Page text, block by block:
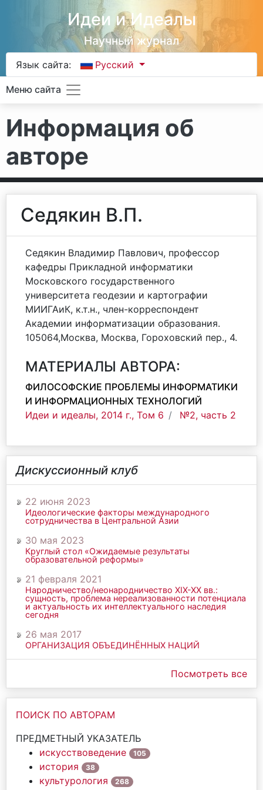
Идеи и Идеалы
Научный журнал
Язык сайта: Русский
Меню сайта
Информация об
авторе
Седякин В.П.
Седякин Владимир Павлович, профессор
кафедры Прикладной информатики
Московского государственного
университета геодезии и картографии
МИИГАиК, к.т.н., член-корреспондент
Академии информатизации образования.
105064,Москва, Москва, Гороховский пер., 4.
МАТЕРИАЛЫ АВТОРА:
ФИЛОСОФСКИЕ ПРОБЛЕМЫ ИНФОРМАТИКИ
И ИНФОРМАЦИОННЫХ ТЕХНОЛОГИЙ
Идеи и идеалы, 2014 г., Том 6
№2, часть 2
Дискуссионный клуб
22 июня 2023
Идеологические факторы международного
сотрудничества в Центральной Азии
30 мая 2023
Круглый стол «Ожидаемые результаты
образовательной реформы»
21 февраля 2021
Народничество/неонародничество ХIХ-ХХ вв.:
сущность, проблема нереализованности потенциала
и актуальность их интеллектуального наследия
сегодня
26 мая 2017
ОРГАНИЗАЦИЯ ОБЪЕДИНЁННЫХ НАЦИЙ
Посмотреть все
ПОИСК ПО АВТОРАМ
ПРЕДМЕТНЫЙ УКАЗАТЕЛЬ
искусствоведение
105
история 38
культурология 268